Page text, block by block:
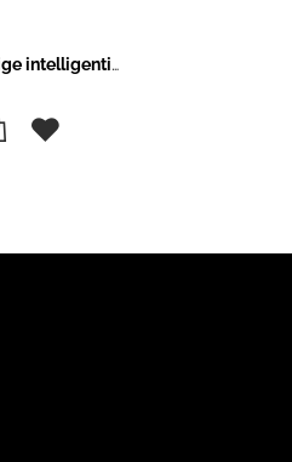
Kunstmatige intelligentie is niet eng